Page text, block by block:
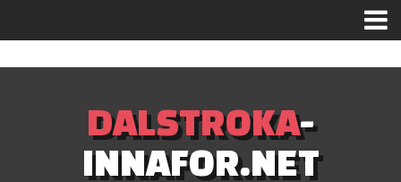
DALSTROKA-
INNAFOR.NET